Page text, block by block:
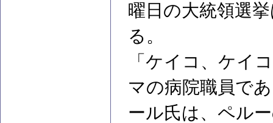
曜日の大統領選
る。
「ケイコ、ケイ
マの病院職員で
ール氏は、ペル